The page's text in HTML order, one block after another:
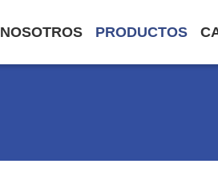
PRODUCTOS